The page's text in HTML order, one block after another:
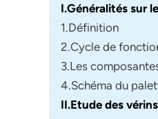
I.Généralités sur
1.Définition
2.Cycle de
3.Les
4.Schéma du
II.Etude des vérins